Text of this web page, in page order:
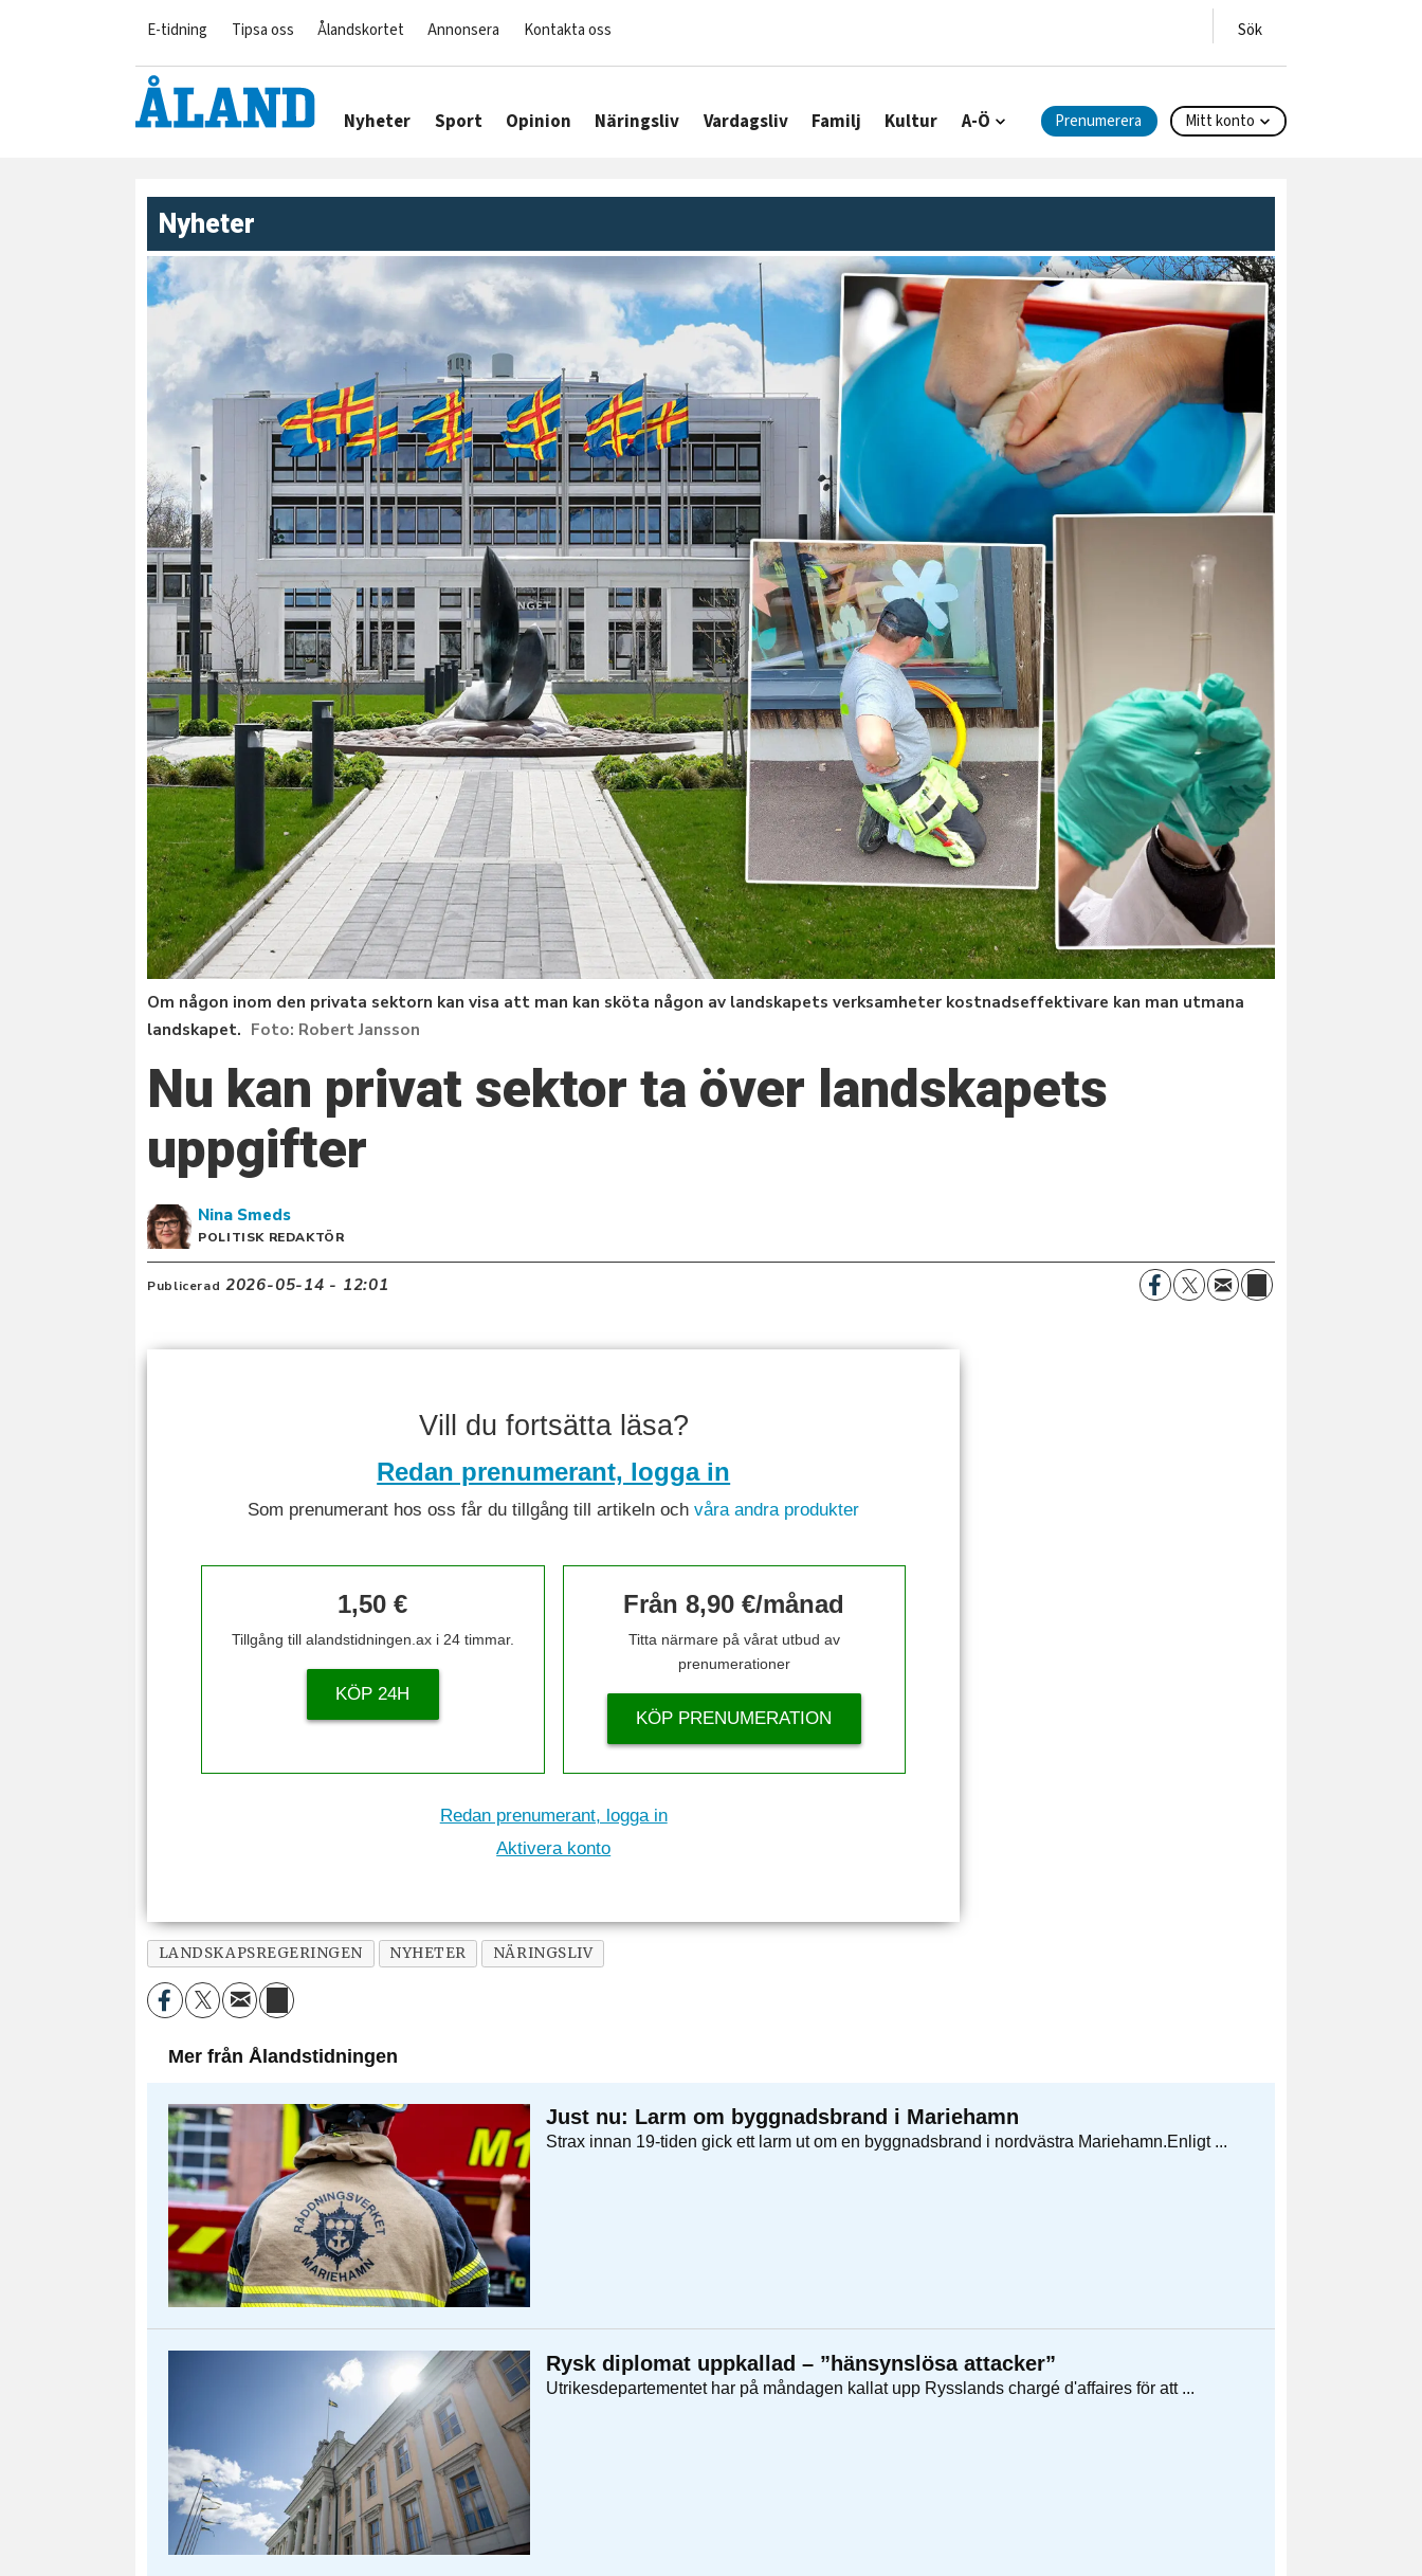
E-tidning Tipsa oss Ålandskortet Annonsera Kontakta oss
Nyheter Sport Opinion Näringsliv Vardagsliv Familj Kultur A-Ö Prenumerera Mitt konto
Nyheter
Om någon inom den privata sektorn kan visa att man kan sköta någon av landskapets verksamheter kostnadseffektivare kan man utmana
landskapet.
Robert Jansson
Nu kan privat sektor ta över landskapets
uppgifter
Nina Smeds
POLITISK REDAKTÖR
Publicerad 2026-05-14 - 12:01
Vill du fortsätta läsa?
Redan prenumerant, logga in
Som prenumerant hos oss får du tillgång till artikeln ochvåra andra produkter
1,50 €
Tillgång till alandstidningen.ax i 24 timmar.
KÖP 24H
Från 8,90 €/månad
Titta närmare på vårat utbud av
prenumerationer
KÖP PRENUMERATION
Redan prenumerant, logga in
Aktivera konto
LANDSKAPSREGERINGEN NYHETER NÄRINGSLIV